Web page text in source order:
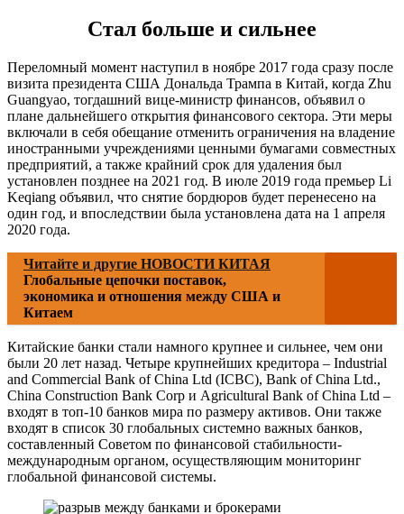
Стал больше и сильнее
Переломный момент наступил в ноябре 2017 года сразу после
визита президента США Дональда Трампа в Китай, когда Zhu
Guangyao, тогдашний вице-министр финансов, объявил о
плане дальнейшего открытия финансового сектора. Эти меры
включали в себя обещание отменить ограничения на владение
иностранными учреждениями ценными бумагами совместных
предприятий, а также крайний срок для удаления был
установлен позднее на 2021 год. В июле 2019 года премьер Li
Keqiang объявил, что снятие бордюров будет перенесено на
один год, и впоследствии была установлена дата на 1 апреля
2020 года.
Читайте и другие НОВОСТИ КИТАЯ
Глобальные цепочки поставок,
экономика и отношения между США и
Китаем
Китайские банки стали намного крупнее и сильнее, чем они
были 20 лет назад. Четыре крупнейших кредитора – Industrial
and Commercial Bank of China Ltd (ICBC), Bank of China Ltd.,
China Construction Bank Corp и Agricultural Bank of China Ltd –
входят в топ-10 банков мира по размеру активов. Они также
входят в список 30 глобальных системно важных банков,
составленный Советом по финансовой стабильности-
международным органом, осуществляющим мониторинг
глобальной финансовой системы.